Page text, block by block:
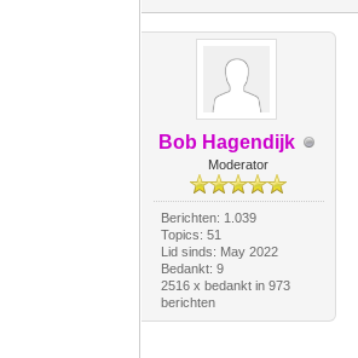
Bob Hagendijk
Moderator
Berichten: 1.039
Topics: 51
Lid sinds: May 2022
Bedankt: 9
2516 x bedankt in 973
berichten